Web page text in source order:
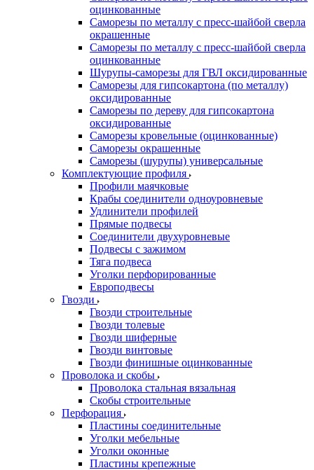
оцинкованные
Саморезы по металлу с пресс-шайбой сверла
окрашенные
Саморезы по металлу с пресс-шайбой сверла
оцинкованные
Шурупы-саморезы для ГВЛ оксидированные
Саморезы для гипсокартона (по металлу)
оксидированные
Саморезы по дереву для гипсокартона
оксидированные
Саморезы кровельные (оцинкованные)
Саморезы окрашенные
Саморезы (шурупы) универсальные
Комплектующие профиля
Профили маячковые
Крабы соединители одноуровневые
Удлинители профилей
Прямые подвесы
Соединители двухуровневые
Подвесы с зажимом
Тяга подвеса
Уголки перфорированные
Европодвесы
Гвозди
Гвозди строительные
Гвозди толевые
Гвозди шиферные
Гвозди винтовые
Гвозди финишные оцинкованные
Проволока и скобы
Проволока стальная вязальная
Скобы строительные
Перфорация
Пластины соединительные
Уголки мебельные
Уголки оконные
Пластины крепежные